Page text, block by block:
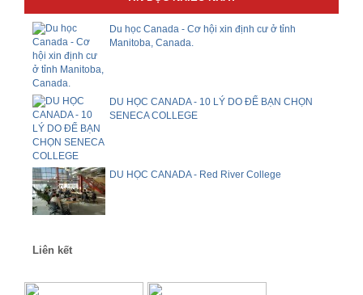
Du học Canada - Cơ hội xin định cư ở tỉnh
Manitoba, Canada.
DU HỌC CANADA - 10 LÝ DO ĐỂ BẠN CHỌN
SENECA COLLEGE
DU HỌC CANADA - Red River College
Liên kết